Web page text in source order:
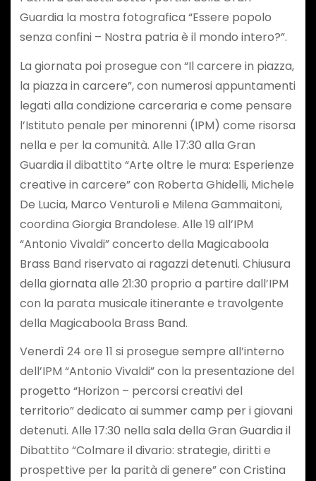
Guardia la mostra fotografica “Essere popolo
senza confini – Nostra patria è il mondo intero?”.
La giornata poi prosegue con “Il carcere in piazza,
la piazza in carcere”, con numerosi appuntamenti
legati alla condizione carceraria e come pensare
l’Istituto penale per minorenni (IPM) come risorsa
nella e per la comunità. Alle 17:30 alla Gran
Guardia il dibattito “Arte oltre le mura: Esperienze
creative in carcere” con Roberta Ghidelli, Michele
De Lucia, Marco Venturoli e Milena Gammaitoni,
coordina Giorgia Brandolese. Alle 19 all’IPM
“Antonio Vivaldi” concerto della Magicaboola
Brass Band riservato ai ragazzi detenuti. Chiusura
della giornata alle 21:30 proprio a partire dall’IPM
con la parata musicale itinerante e travolgente
della Magicaboola Brass Band.
Venerdì 24 ore 11 si prosegue sempre all’interno
dell’IPM “Antonio Vivaldi” con la presentazione del
progetto “Horizon – percorsi creativi del
territorio” dedicato ai summer camp per i giovani
detenuti. Alle 17:30 nella sala della Gran Guardia il
Dibattito “Colmare il divario: strategie, diritti e
prospettive per la parità di genere” con Cristina